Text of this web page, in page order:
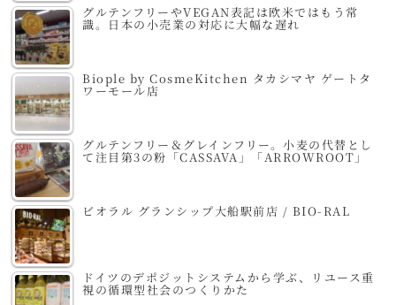
グルテンフリーやVEGAN表記は欧米ではもう常
識。日本の小売業の対応に大幅な遅れ
Biople by CosmeKitchen タカシマヤ ゲートタ
ワーモール店
グルテンフリー＆グレインフリー。小麦の代替とし
て注目第3の粉「CASSAVA」「ARROWROOT」
ビオラル グランシップ大船駅前店 / BIO-RAL
ドイツのデポジットシステムから学ぶ、リユース重
視の循環型社会のつくりかた